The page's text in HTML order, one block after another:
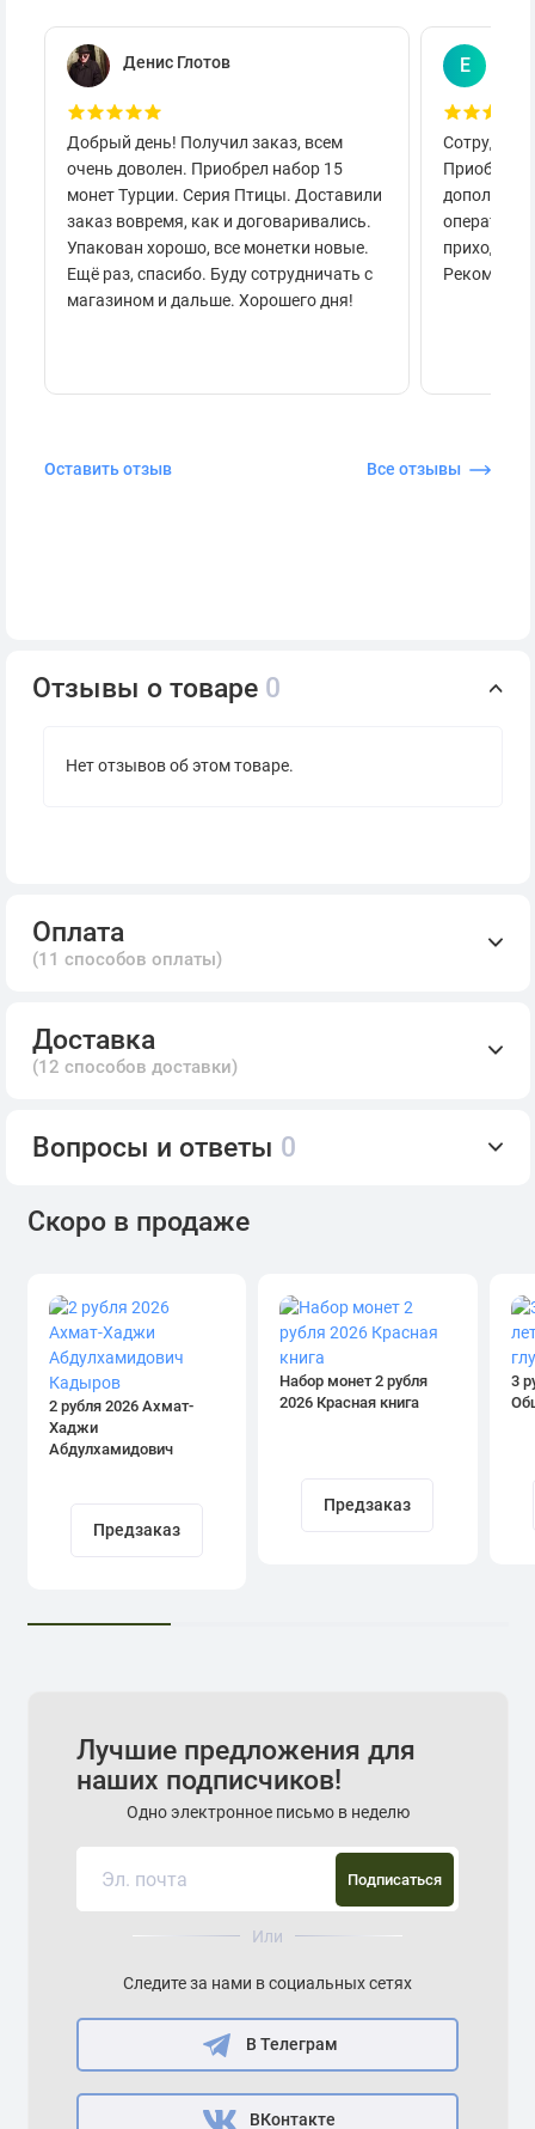
Денис Глотов
Добрый день! Получил заказ, всем
очень доволен. Приобрел набор 15
монет Турции. Серия Птицы. Доставили
заказ вовремя, как и договаривались.
Упакован хорошо, все монетки новые.
Ещё раз, спасибо. Буду сотрудничать с
магазином и дальше. Хорошего дня!
Е
приходило
Оставить отзыв Все отзывы
Отзывы о товаре 0
Нет отзывов об этом товаре.
Оплата
(11 способов оплаты)
Доставка
(12 способов доставки)
Вопросы и ответы 0
Скоро в продаже
2 рубля 2026 Ахмат-
Хаджи
Абдулхамидович
Предзаказ
Набор монет 2 рубля
2026 Красная книга
Предзаказ
3
Лучшие предложения для
наших подписчиков!
Одно электронное письмо в неделю
Подписаться
Или
Следите за нами в социальных сетях
В Телеграм
ВКонтакте